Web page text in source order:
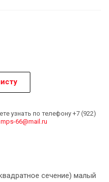
узнать по телефону +7 (922)
mps-66@mail.ru
сечение) малый